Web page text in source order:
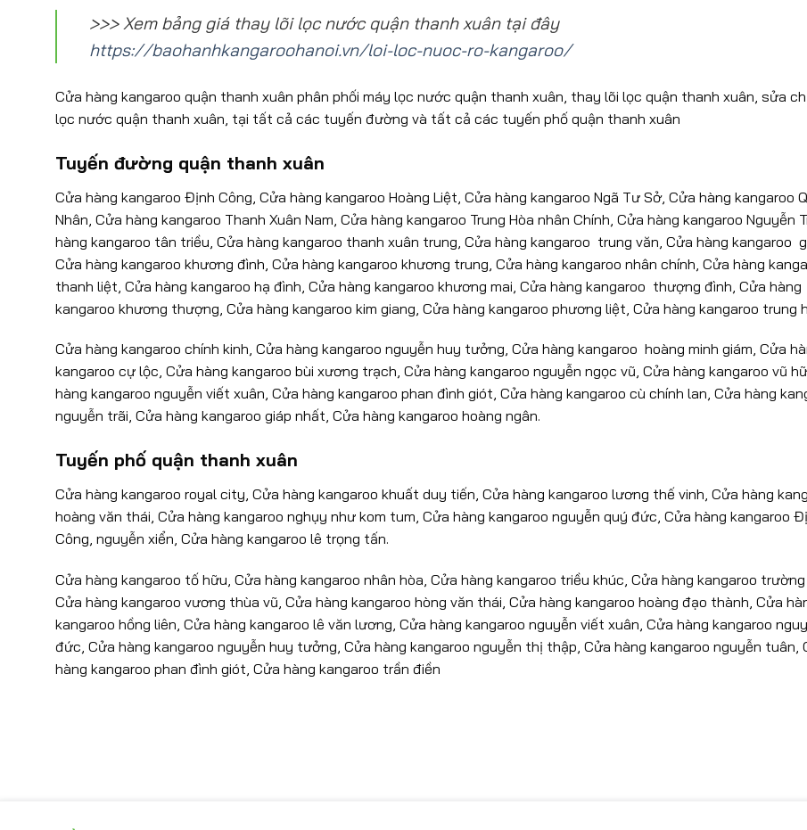
>>> Xem bảng giá thay lõi lọc nước quận thanh xuân tại đây
https://baohanhkangaroohanoi.vn/loi-loc-nuoc-ro-kangaroo/
Cửa hàng kangaroo quận thanh xuân phân phối máy lọc nước quận thanh xuân, thay lõi lọc quận thanh xuân, sửa
lọc nước quận thanh xuân, tại tất cả các tuyến đường và tất cả các tuyến phố quận thanh xuân
Tuyến đường quận thanh xuân
Cửa hàng kangaroo Định Công, Cửa hàng kangaroo Hoàng Liệt, Cửa hàng kangaroo Ngã Tư Sở, Cửa hàng kangaroo
Nhân, Cửa hàng kangaroo Thanh Xuân Nam, Cửa hàng kangaroo Trung Hòa nhân Chính, Cửa hàng kangaroo Nguyễn
hàng kangaroo tân triều, Cửa hàng kangaroo thanh xuân trung, Cửa hàng kangaroo trung văn, Cửa hàng kangaroo
Cửa hàng kangaroo khương đình, Cửa hàng kangaroo khương trung, Cửa hàng kangaroo nhân chính, Cửa hàng
thanh liệt, Cửa hàng kangaroo hạ đình, Cửa hàng kangaroo khương mai, Cửa hàng kangaroo thượng đình, Cửa hàng
kangaroo khương thượng, Cửa hàng kangaroo kim giang, Cửa hàng kangaroo phương liệt, Cửa hàng kangaroo trung
Cửa hàng kangaroo chính kinh, Cửa hàng kangaroo nguyễn huy tưởng, Cửa hàng kangaroo hoàng minh giám, Cửa
kangaroo cự lộc, Cửa hàng kangaroo bùi xương trạch, Cửa hàng kangaroo nguyễn ngọc vũ, Cửa hàng kangaroo vũ
hàng kangaroo nguyễn viết xuân, Cửa hàng kangaroo phan đình giót, Cửa hàng kangaroo cù chính lan, Cửa hàng
nguyễn trãi, Cửa hàng kangaroo giáp nhất, Cửa hàng kangaroo hoàng ngân.
Tuyến phố quận thanh xuân
Cửa hàng kangaroo royal city, Cửa hàng kangaroo khuất duy tiến, Cửa hàng kangaroo lương thế vinh, Cửa hàng
hoàng văn thái, Cửa hàng kangaroo nghụy như kom tum, Cửa hàng kangaroo nguyễn quý đức, Cửa hàng kangaroo
Công, nguyễn xiển, Cửa hàng kangaroo lê trọng tấn.
Cửa hàng kangaroo tố hữu, Cửa hàng kangaroo nhân hòa, Cửa hàng kangaroo triều khúc, Cửa hàng kangaroo trường
Cửa hàng kangaroo vương thùa vũ, Cửa hàng kangaroo hòng văn thái, Cửa hàng kangaroo hoàng đạo thành, Cửa
kangaroo hồng liên, Cửa hàng kangaroo lê văn lương, Cửa hàng kangaroo nguyễn viết xuân, Cửa hàng kangaroo
đức, Cửa hàng kangaroo nguyễn huy tưởng, Cửa hàng kangaroo nguyễn thị thập, Cửa hàng kangaroo nguyễn tuân,
hàng kangaroo phan đình giót, Cửa hàng kangaroo trần điền